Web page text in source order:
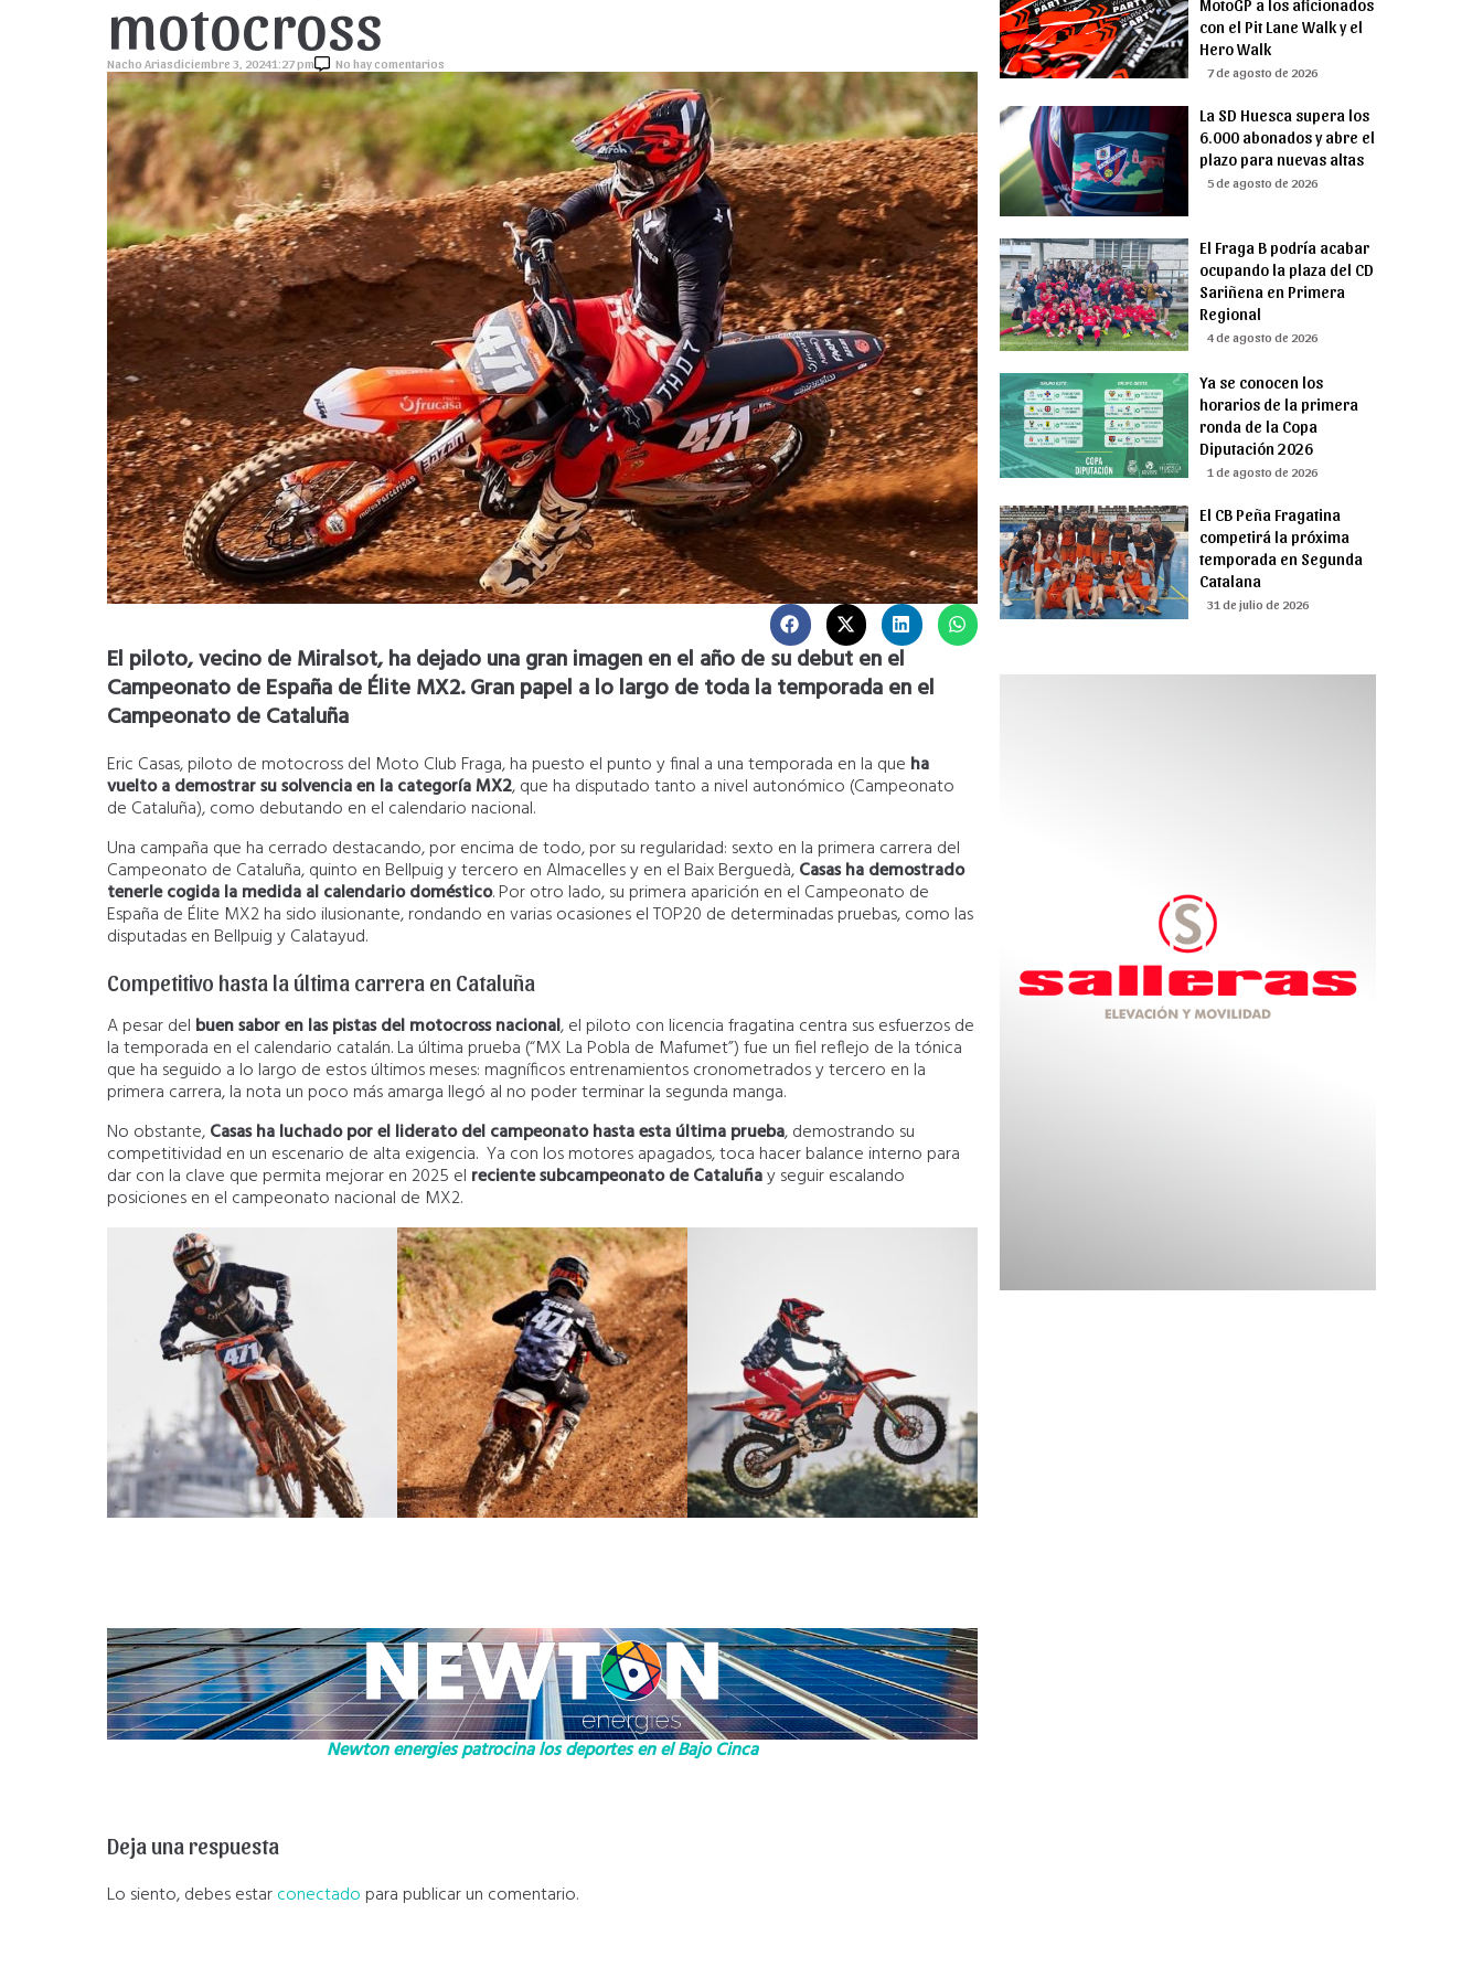
motocross
Nacho Ariasdiciembre 3, 20241:27 pm No hay comentarios
El piloto, vecino de Miralsot, ha dejado una gran imagen en el año de su debut en el
Campeonato de España de Élite MX2. Gran papel a lo largo de toda la temporada en el
Campeonato de Cataluña
Eric Casas, piloto de motocross del Moto Club Fraga, ha puesto el punto y final a una temporada en la que ha
vuelto a demostrar su solvencia en la categoría MX2, que ha disputado tanto a nivel autonómico (Campeonato
de Cataluña), como debutando en el calendario nacional.
Una campaña que ha cerrado destacando, por encima de todo, por su regularidad: sexto en la primera carrera del
Campeonato de Cataluña, quinto en Bellpuig y tercero en Almacelles y en el Baix Berguedà,Casas ha demostrado
tenerle cogida la medida al calendario doméstico. Por otro lado, su primera aparición en el Campeonato de
España de Élite MX2 ha sido ilusionante, rondando en varias ocasiones el TOP20 de determinadas pruebas, como las
disputadas en Bellpuig y Calatayud.
Competitivo hasta la última carrera en Cataluña
A pesar del buen sabor en las pistas del motocross nacional, el piloto con licencia fragatina centra sus esfuerzos de
la temporada en el calendario catalán. La última prueba (“MX La Pobla de Mafumet”) fue un fiel reflejo de la tónica
que ha seguido a lo largo de estos últimos meses: magníficos entrenamientos cronometrados y tercero en la
primera carrera, la nota un poco más amarga llegó al no poder terminar la segunda manga.
No obstante,Casas ha luchado por el liderato del campeonato hasta esta última prueba, demostrando su
competitividad en un escenario de alta exigencia. Ya con los motores apagados, toca hacer balance interno para
dar con la clave que permita mejorar en 2025 el reciente subcampeonato de Cataluñay seguir escalando
posiciones en el campeonato nacional de MX2.
Newton energies patrocina los deportes en el Bajo Cinca
Deja una respuesta
Lo siento, debes estarconectado para publicar un comentario.
MotoGP a los aficionados
con el Pit Lane Walk y el
Hero Walk
7 de agosto de 2026
La SD Huesca supera los
6.000 abonados y abre el
plazo para nuevas altas
5 de agosto de 2026
El Fraga B podría acabar
ocupando la plaza del CD
Sariñena en Primera
Regional
4 de agosto de 2026
Ya se conocen los
horarios de la primera
ronda de la Copa
Diputación 2026
1 de agosto de 2026
El CB Peña Fragatina
competirá la próxima
temporada en Segunda
Catalana
31 de julio de 2026